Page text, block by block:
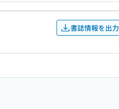
書誌情報を出力